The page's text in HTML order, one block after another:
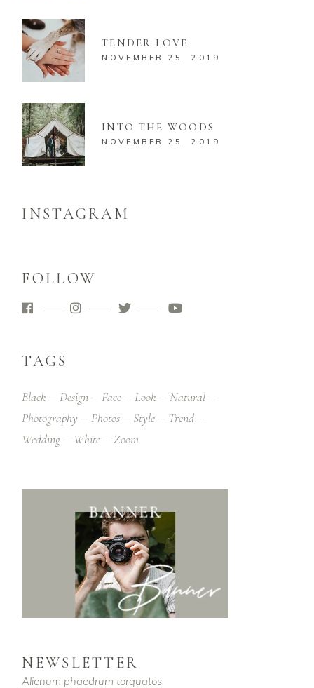
TENDER LOVE
NOVEMBER 25, 2019
INTO THE WOODS
NOVEMBER 25, 2019
INSTAGRAM
FOLLOW
TAGS
Black Design Face Look
Natural
Photography
Photos Style
Trend
Wedding
White Zoom
NEWSLETTER
Alienum phaedrum torquatos